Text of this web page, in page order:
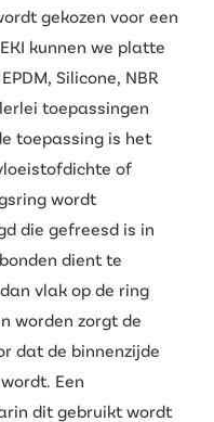
gekozen voor een
kunnen we platte
Silicone, NBR
toepassingen
toepassing is het
of
wordt
die gefreesd is in
dient te
vlak op de ring
worden zorgt de
dat de binnenzijde
Een
dit gebruikt wordt